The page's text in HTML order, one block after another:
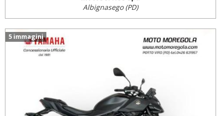
Albignasego (PD)
5 immagini